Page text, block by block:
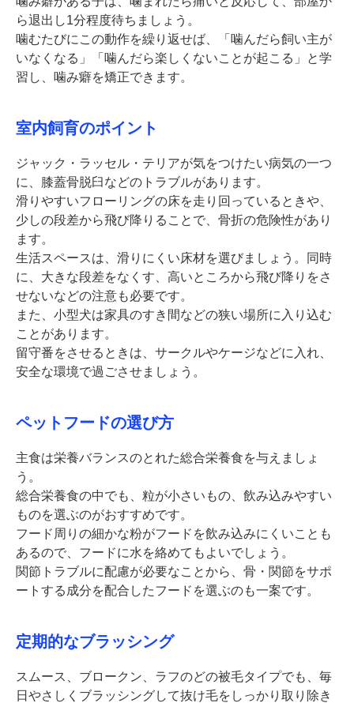
ら退出し1分程度待ちましょう。
噛むたびにこの動作を繰り返せば、「噛んだら飼い主が
いなくなる」「噛んだら楽しくないことが起こる」と学
習し、噛み癖を矯正できます。
室内飼育のポイント
ジャック・ラッセル・テリアが気をつけたい病気の一つ
に、膝蓋骨脱臼などのトラブルがあります。
滑りやすいフローリングの床を走り回っているときや、
少しの段差から飛び降りることで、骨折の危険性があり
ます。
生活スペースは、滑りにくい床材を選びましょう。同時
に、大きな段差をなくす、高いところから飛び降りをさ
せないなどの注意も必要です。
また、小型犬は家具のすき間などの狭い場所に入り込む
ことがあります。
留守番をさせるときは、サークルやケージなどに入れ、
安全な環境で過ごさせましょう。
ペットフードの選び方
主食は栄養バランスのとれた総合栄養食を与えましょ
う。
総合栄養食の中でも、粒が小さいもの、飲み込みやすい
ものを選ぶのがおすすめです。
フード周りの細かな粉がフードを飲み込みにくいことも
あるので、フードに水を絡めてもよいでしょう。
関節トラブルに配慮が必要なことから、⾻・関節をサポ
ートする成分を配合したフードを選ぶのも⼀案です。
定期的なブラッシング
スムース、ブロークン、ラフのどの被毛タイプでも、毎
日やさしくブラッシングして抜け毛をしっかり取り除き